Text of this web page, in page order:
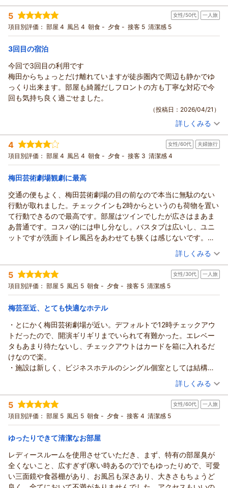
とのお言葉をいただき、スタッフ一同感謝申し上げます。朝食
のバイキングについても、ご主人とお喜びいただけたようで何
よりです。
大浴場がございませんでしたが、客室のバスタブをご活用いた
だけたとのこと、また梅田芸術劇場へのアクセスの良さや、チ
様々な場面でお役に立てたようで光栄です。
今後も皆様にご満足いただけるサービスの提供に努めてまいり
ます。
次回のご来阪の際も、ぜひ当ホテルのご利用をお待ち申し上げ
（返信日：2026/05/11）
投稿者： futsuraさん(男性/50代)
宿泊プラン： 【スタンダード】＜朝食付き＞御堂筋線『中津駅』より徒歩2
分！朝食付きプラン～12時チェックアウト
シングル 朝のみ
宿泊価格帯： 13,001～14,000円(大人一人あたり/税込)
この度はハートンホテル北梅田をご利用いただき、誠にありが
とうございます。
出張でのご滞在において、12時チェックアウトという点をお褒
め頂き、スタッフ一同大変嬉しく思います。
今後もお客様のビジネスをサポートできるよう、快適な滞在の
またのご利用を心よりお待ちしております。
（返信日：2026/04/29）
5 女性/50代 一人旅
項目別評価： 部屋 4 風呂 4 朝食 - 夕食 - 接客 5 清潔感 5
3回目の宿泊
今回で3回目の利用です
梅田からちょっとだけ離れていますが徒歩圏内で周辺も静かでゆ
っくり出来ます。部屋も綺麗だしフロントの方も丁寧な対応で今
回も気持ち良く過ごせました。
（投稿日：2026/04/21）
投稿者： みっちゃんさん(女性/50代)
宿泊プラン： 【スタンダード】＜素泊まり＞御堂筋線『中津駅』より徒歩2
分！シンプルステイ～12時チェックアウト
シングル 食事なし
宿泊価格帯： 10,001～11,000円(大人一人あたり/税込)
この度はハートンホテル北梅田のご利用、誠にありがとうござ
います。梅田から少し離れていても徒歩圏内で静かな環境をお
楽しみいただけ、部屋も綺麗、フロントの対応もご評価いただ
けたとのこと、私たちも大変嬉しく思います。
次回も同じように気持ちよくお過ごしいただけるよう、スタッ
フ一同心を込めてお迎えいたします。どうぞまたのお越しをお
待ちしております。
（返信日：2026/04/23）
詳しくみる
4 女性/60代 夫婦旅行
項目別評価： 部屋 4 風呂 4 朝食 - 夕食 - 接客 3 清潔感 4
梅田芸術劇場観劇に最高
交通の便もよく、梅田芸術劇場の目の前なので本当に無駄のない
行動が取れました。チェックインも2時からというのも荷物を置い
て行動できるので最高です。部屋はツインでしたが広さはまあま
あ普通です。コスパ的には申し分なし。バスタブは広いし、ユニ
ットですが洗面トイレ風呂をあわせても狭くは感じないです。梅
（投稿日：2026/04/18）
宿泊時期： 2026年04月宿泊 (夫婦旅行)
投稿者： ちょこさん
宿泊プラン： 【スタンダード】＜素泊まり＞御堂筋線『中津駅』より徒歩2
分！シンプルステイ～12時チェックアウト
ツイン 食事なし
宿泊価格帯： 7,001～8,000円(大人一人あたり/税込)
ハートンホテル北梅田からの返信
この度はハートンホテル北梅田をご利用いただきありがとうご
ざいます。
梅田芸術劇場のアクセスの良さや14時からのチェックインとい
う点をお喜びいただけたとのこと、私も嬉しく思います。
バスタブが広く、ユニットバスでも使い勝手にご満足いただけ
たとのお言葉、大変励みになります。 梅田にお越しの際は、ぜ
ひまたご利用ください。次回のお越しを心よりお待ち申し上げ
ております。
（返信日：2026/04/23）
詳しくみる
5 女性/30代 一人旅
項目別評価： 部屋 5 風呂 5 朝食 - 夕食 - 接客 5 清潔感 5
梅芸至近、とても快適なホテル
・とにかく梅田芸術劇場が近い。デフォルトで12時チェックアウ
トだったので、開演ギリギリまでいられて有難かった。エレベー
タもあまり待たないし、チェックアウトはカードを箱に入れるだ
けなので楽。
・施設は新しく、ビジネスホテルのシングル個室としては結構広
・使い捨てスリッパが採用されていたことと、デュベカバーまで
交換するタイプのベッドだったことに、清潔感を感じた。使い回
しタイプのスリッパだと、「除菌済み」等と書いてあっても、実
と思ってしまう。シーツに挟まって寝るタイプのベッドも、いつ
デュベカバーを交換したのか分からなくて何か嫌。コップもアパ
ホテルみたいな個包装紙コップだとさらにいいが。
・清掃は完璧で、12時チェックアウトなのに、どうやって回して
いるのか気になる。関係ないが、清掃員のエプロンが可愛かっ
（投稿日：2026/04/17）
宿泊時期： 2026年04月宿泊 (一人旅)
投稿者： ayさん(女性/30代)
宿泊プラン： 【スタンダード】＜素泊まり＞御堂筋線『中津駅』より徒歩2
分！シンプルステイ～12時チェックアウト
シングル 食事なし
宿泊価格帯： 8,001～9,000円(大人一人あたり/税込)
ハートンホテル北梅田からの返信
この度はハートンホテル北梅田へご宿泊と貴重なご感想をあり
がとうございました。
詳しくみる
5 女性/60代 一人旅
項目別評価： 部屋 5 風呂 5 朝食 - 夕食 - 接客 4 清潔感 5
ゆったりできて清潔なお部屋
レディースルームを使用させていただき、まず、特有の部屋臭が
全くないこと、広すぎず(寒い時あるので)でもゆったりめで、可愛
い三面鏡や食器棚があり、お風呂も深さあり、大きさもちょうど